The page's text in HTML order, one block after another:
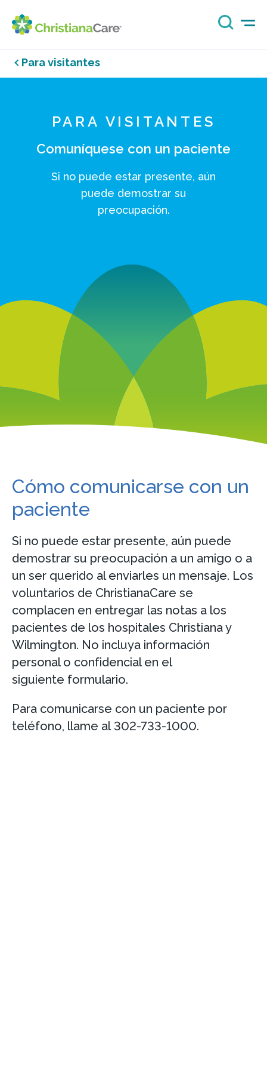
Para visitantes
PARA VISITANTES
Comuníquese con un paciente
Si no puede estar presente, aún
puede demostrar su
preocupación.
Cómo comunicarse con un
paciente
Si no puede estar presente, aún puede
demostrar su preocupación a un amigo o a
un ser querido al enviarles un mensaje. Los
voluntarios de ChristianaCare se
complacen en entregar las notas a los
pacientes de los hospitales Christiana y
Wilmington. No incluya información
personal o confidencial en el
siguiente formulario.
Para comunicarse con un paciente por
teléfono, llame al 302-733-1000.